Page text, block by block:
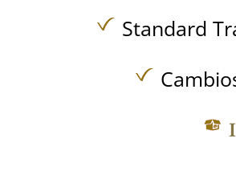
Standard